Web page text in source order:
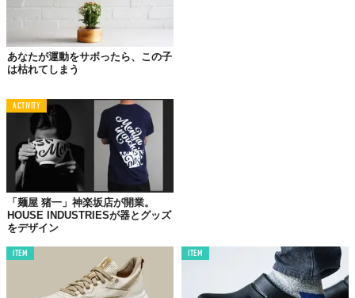
ジムの皆さんは結構地味なので、あえてビビッドなカラーで。こ
の鮮やかな色みも気に入って、ジム用とさせてもらっているわけ
です。
う〜ん、あんまり言い訳になってないですが、とにかくめちゃく
シンプルにカッコイイですしね。
あなたが運動をサボったら、この子
は枯れてしまう
ACTIVITY
「麺屋 猪一」神楽坂店が開業。
HOUSE INDUSTRIESが器とグッズ
をデザイン
ITEM ITEM